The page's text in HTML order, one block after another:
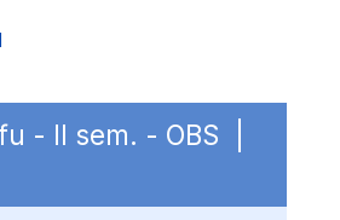
- II sem. - OBS |